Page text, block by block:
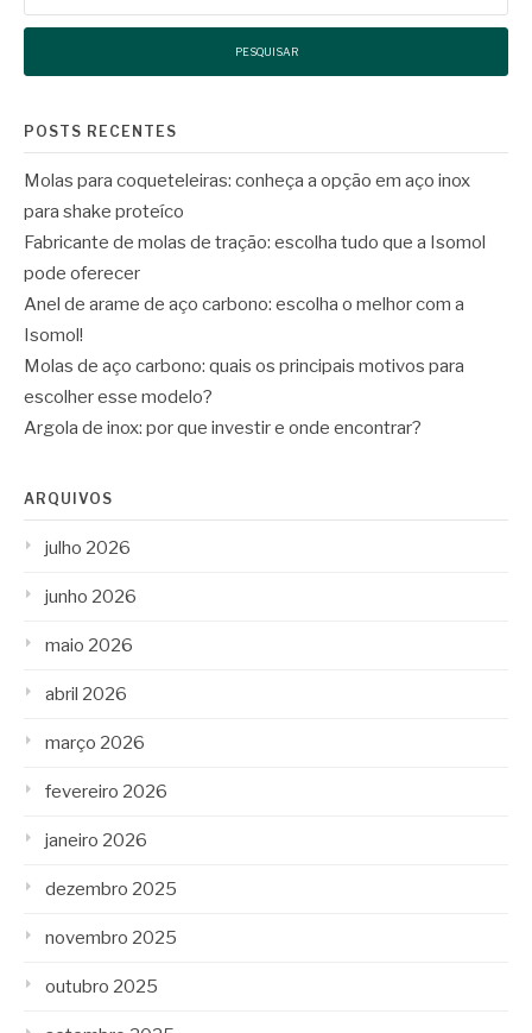
POSTS RECENTES
Molas para coqueteleiras: conheça a opção em aço inox
para shake proteíco
Fabricante de molas de tração: escolha tudo que a Isomol
pode oferecer
Anel de arame de aço carbono: escolha o melhor com a
Isomol!
Molas de aço carbono: quais os principais motivos para
escolher esse modelo?
Argola de inox: por que investir e onde encontrar?
ARQUIVOS
julho 2026
junho 2026
maio 2026
abril 2026
março 2026
fevereiro 2026
janeiro 2026
dezembro 2025
novembro 2025
outubro 2025